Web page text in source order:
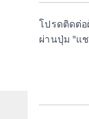
โปรดติดต่
ผ่านปุ่ม "แ